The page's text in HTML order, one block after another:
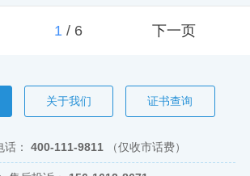
1/ 6 下一页
关于我们 证书查询
话： 400-111-9811 （仅收市话费）